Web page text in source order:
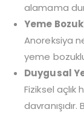
alamama
Yeme
Anoreksiya
yeme
Duygusal
Fiziksel